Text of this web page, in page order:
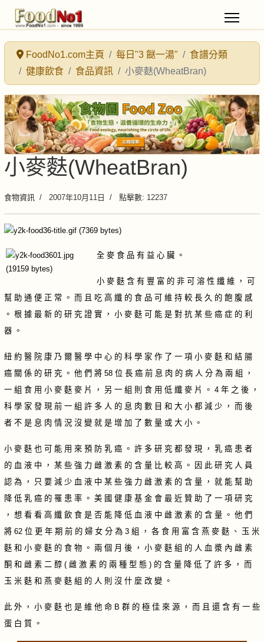
FoodNo1.com主頁 每日"3 餸一湯"
食譜分類
健康飲食
食品資訊 小麥麩(WheatBran)
小麥麩(WheatBran)
食物資訊 2007年10月11日 點擊數: 12237
全 麥 食 品 有 益 心 臟 。
小 麥 麩 含 有 豐 富 的 非 可 溶 性 纖 維 ， 可
幫 助 通 便 正 常 。 而 且 吃 高 纖 的 食 品 可 維 持 較 長 久 的 飽 腹 感
。 根 據 最 新 的 研 究 證 實 ， 小 麥 麩 可 能 是 對 抗 某 些 癌 症 的 利
器 。
紐 約 醫 院 康 乃 爾 醫 學 中 心 的 科 學 家 作 了 一 項 小 麥 麩 和 結 腸
癌 關 係 的 研 究 。 他 們 將 58 位 長 癌 前 息 肉 的 病 人 分 為 兩 組 ，
一 組 食 用 小 麥 麩 麥 片 ， 另 一 組 則 食 用 低 纖 麥 片 。 4 年 之 後 ，
科 學 家 發 現 前 一 組 許 多 人 的 息 肉 數 目 和 大 小 都 減 少 ， 而 後
者 不 是 息 肉 情 況 沒 變 就 是 增 加 了 數 量 或 大 小 。
小 麥 麩 也 可 能 用 來 預 防 乳 癌 。 許 多 研 究 都 發 現 ， 乳 癌 患 者
的 血 液 中 ， 某 些 強 力 雌 激 素 的 含 量 比 較 高 。 因 此 研 究 人 員
認 為 ， 只 要 減 少 血 液 中 某 些 強 力 雌 激 素 的 含 量 ， 就 能 幫 助
降 低 乳 癌 的 罹 患 率 。 美 國 健 康 基 金 會 最 近 贊 助 了 一 項 研 究
， 想 看 看 高 纖 飲 食 是 否 能 降 低 血 液 中 雌 激 素 的 含 量 。 他 們
將 62 位 更 年 期 前 的 婦 女 分 為 3 組 ， 各 食 用 富 含 燕 麥 麩 、 玉 米
麩 和 小 麥 麩 的 食 物 。 兩 個 月 後 ， 小 麥 麩 組 的 人 血 漿 內 雌 素
酮 和 雌 素 二 醇 ( 雌 激 素 的 兩 種 型 態 ) 的 含 量 降 低 了 許 多 ， 而
玉 米 麩 和 燕 麥 麩 組 的 人 則 沒 什 麼 改 變 。
此 外 ， 小 麥 麩 也 是 維 他 命 B 群 的 極 佳 來 源 ， 而 且 還 含 有 一 些
蛋 白 質 。